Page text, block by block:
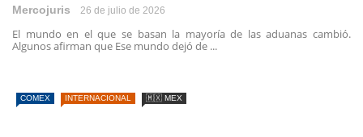
Mercojuris 26 de julio de 2026
El mundo en el que se basan la mayoría de las aduanas cambió.
Algunos afirman que Ese mundo dejó de ...
COMEX INTERNACIONAL 🇲🇽 MEX